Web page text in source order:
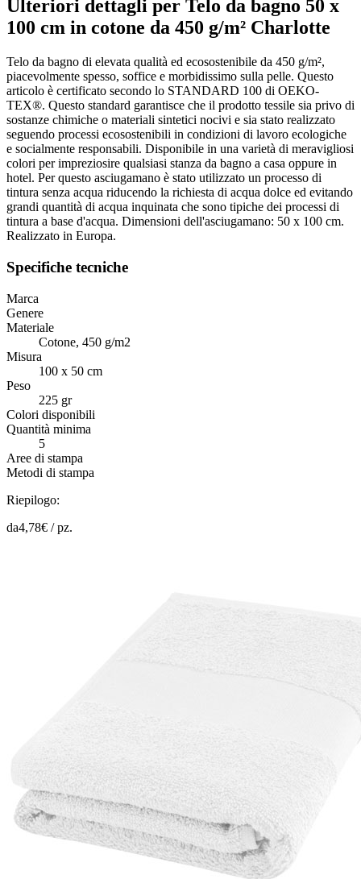
Ulteriori dettagli per Telo da bagno 50 x
100 cm in cotone da 450 g/m² Charlotte
Telo da bagno di elevata qualità ed ecosostenibile da 450 g/m²,
piacevolmente spesso, soffice e morbidissimo sulla pelle. Questo
articolo è certificato secondo lo STANDARD 100 di OEKO-
TEX®. Questo standard garantisce che il prodotto tessile sia privo di
sostanze chimiche o materiali sintetici nocivi e sia stato realizzato
seguendo processi ecosostenibili in condizioni di lavoro ecologiche
e socialmente responsabili. Disponibile in una varietà di meravigliosi
colori per impreziosire qualsiasi stanza da bagno a casa oppure in
hotel. Per questo asciugamano è stato utilizzato un processo di
tintura senza acqua riducendo la richiesta di acqua dolce ed evitando
grandi quantità di acqua inquinata che sono tipiche dei processi di
tintura a base d'acqua. Dimensioni dell'asciugamano: 50 x 100 cm.
Realizzato in Europa.
Specifiche tecniche
Marca
Genere
Materiale
Cotone, 450 g/m2
Misura
100 x 50 cm
Peso
225 gr
Colori disponibili
Quantità minima
5
Aree di stampa
Metodi di stampa
Riepilogo:
da4,78€ /pz.